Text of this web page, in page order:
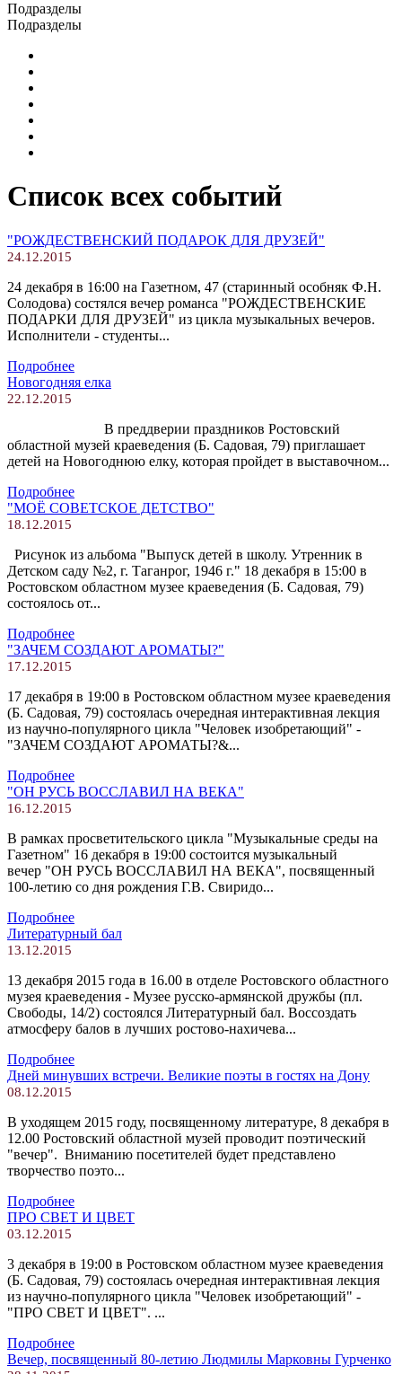
Подразделы
Подразделы
Список всех событий
"РОЖДЕСТВЕНСКИЙ ПОДАРОК ДЛЯ ДРУЗЕЙ"
24.12.2015
24 декабря в 16:00 на Газетном, 47 (старинный особняк Ф.Н.
Солодова) состялся вечер романса "РОЖДЕСТВЕНСКИЕ
ПОДАРКИ ДЛЯ ДРУЗЕЙ" из цикла музыкальных вечеров.
Исполнители - студенты...
Подробнее
Новогодняя елка
22.12.2015
В преддверии праздников Ростовский
областной музей краеведения (Б. Садовая, 79) приглашает
детей на Новогоднюю елку, которая пройдет в выставочном...
Подробнее
"МОЁ СОВЕТСКОЕ ДЕТСТВО"
18.12.2015
Рисунок из альбома "Выпуск детей в школу. Утренник в
Детском саду №2, г. Таганрог, 1946 г." 18 декабря в 15:00 в
Ростовском областном музее краеведения (Б. Садовая, 79)
состоялось от...
Подробнее
"ЗАЧЕМ СОЗДАЮТ АРОМАТЫ?"
17.12.2015
17 декабря в 19:00 в Ростовском областном музее краеведения
(Б. Садовая, 79) состоялась очередная интерактивная лекция
из научно-популярного цикла "Человек изобретающий" -
"ЗАЧЕМ СОЗДАЮТ АРОМАТЫ?&...
Подробнее
"ОН РУСЬ ВОССЛАВИЛ НА ВЕКА"
16.12.2015
В рамках просветительского цикла "Музыкальные среды на
Газетном" 16 декабря в 19:00 состоится музыкальный
вечер "ОН РУСЬ ВОССЛАВИЛ НА ВЕКА", посвященный
100-летию со дня рождения Г.В. Свиридо...
Подробнее
Литературный бал
13.12.2015
13 декабря 2015 года в 16.00 в отделе Ростовского областного
музея краеведения - Музее русско-армянской дружбы (пл.
Свободы, 14/2) состоялся Литературный бал. Воссоздать
атмосферу балов в лучших ростово-нахичева...
Подробнее
Дней минувших встречи. Великие поэты в гостях на Дону
08.12.2015
В уходящем 2015 году, посвященному литературе, 8 декабря в
12.00 Ростовский областной музей проводит поэтический
"вечер". Вниманию посетителей будет представлено
творчество поэто...
Подробнее
ПРО СВЕТ И ЦВЕТ
03.12.2015
3 декабря в 19:00 в Ростовском областном музее краеведения
(Б. Садовая, 79) состоялась очередная интерактивная лекция
из научно-популярного цикла "Человек изобретающий" -
"ПРО СВЕТ И ЦВЕТ". ...
Подробнее
Вечер, посвященный 80-летию Людмилы Марковны Гурченко